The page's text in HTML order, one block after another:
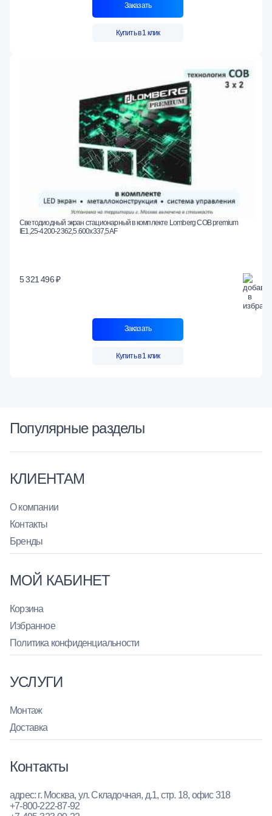
Заказать
Купить в 1 клик
Светодиодный экран стационарный в комплекте Lomberg COB premium
IE1,25-4200-2362,5.600x337,5AF
5 321 496 ₽
Заказать
Купить в 1 клик
Популярные разделы
КЛИЕНТАМ
О компании
Контакты
Бренды
МОЙ КАБИНЕТ
Корзина
Избранное
Политика конфиденциальности
УСЛУГИ
Монтаж
Доставка
Контакты
адрес: г. Москва, ул. Складочная, д.1, стр. 18, офис 318
+7-800-222-87-92